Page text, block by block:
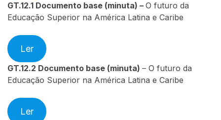
GT.12.1 Documento base (minuta) – O futuro da
Educação Superior na América Latina e Caribe
Ler
GT.12.2 Documento base (minuta) – O futuro da
Educação Superior na América Latina e Caribe
Ler